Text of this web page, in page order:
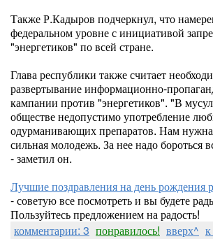
Также Р.Кадыров подчеркнул, что
федеральном уровне с инициативой
"энергетиков" по всей стране.
Глава республики также считает
развертывание информационно-
кампании против "энергетиков". "В
обществе недопустимо употребление
одурманивающих препаратов. Нам нужна
сильная молодежь. За нее надо бороться
- заметил он.
Лучшие поздравления на день рождения
- советую все посмотреть и вы будете
Пользуйтесь предложением на радость!
комментарии: 3 понравилось! вверх^